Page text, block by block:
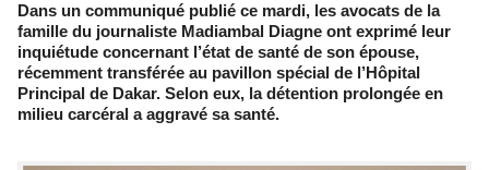
Dans un communiqué publié ce mardi, les avocats de la
famille du journaliste Madiambal Diagne ont exprimé leur
inquiétude concernant l’état de santé de son épouse,
récemment transférée au pavillon spécial de l’Hôpital
Principal de Dakar. Selon eux, la détention prolongée en
milieu carcéral a aggravé sa santé.